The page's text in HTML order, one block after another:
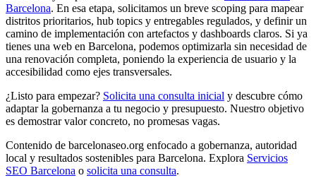
Barcelona. En esa etapa, solicitamos un breve scoping para mapear
distritos prioritarios, hub topics y entregables regulados, y definir un
camino de implementación con artefactos y dashboards claros. Si ya
tienes una web en Barcelona, podemos optimizarla sin necesidad de
una renovación completa, poniendo la experiencia de usuario y la
accesibilidad como ejes transversales.
¿Listo para empezar? Solicita una consulta inicial y descubre cómo
adaptar la gobernanza a tu negocio y presupuesto. Nuestro objetivo
es demostrar valor concreto, no promesas vagas.
Contenido de barcelonaseo.org enfocado a gobernanza, autoridad
local y resultados sostenibles para Barcelona. Explora Servicios
SEO Barcelona o solicita una consulta.